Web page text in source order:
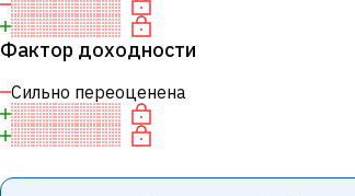
Фактор доходности
Сильно переоценена